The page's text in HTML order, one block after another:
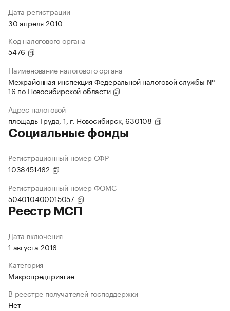
Дата регистрации
30 апреля 2010
Код налогового органа
5476
Наименование налогового органа
Межрайонная инспекция Федеральной налоговой службы №
16 по Новосибирской области
Адрес налоговой
площадь Труда, 1, г. Новосибирск, 630108
Социальные фонды
Регистрационный номер СФР
1038451462
Регистрационный номер ФОМС
504010400015057
Реестр МСП
Дата включения
1 августа 2016
Категория
Микропредприятие
В реестре получателей господдержки
Нет